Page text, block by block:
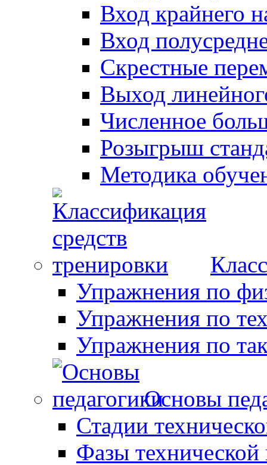
Вход крайнего
Вход
Скрестные
Выход
Численное
Розыгрыш
Методика
Упражнения по
Упражнения по
Упражнения по
Основы
Стадии
Фазы технической